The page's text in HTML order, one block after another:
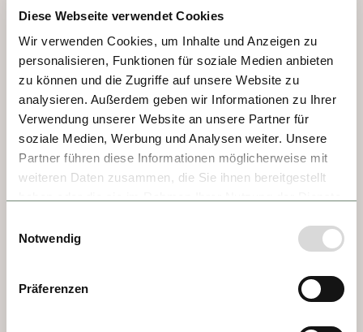
Diese Webseite verwendet Cookies
Wir verwenden Cookies, um Inhalte und Anzeigen zu
personalisieren, Funktionen für soziale Medien anbieten
zu können und die Zugriffe auf unsere Website zu
analysieren. Außerdem geben wir Informationen zu Ihrer
Verwendung unserer Website an unsere Partner für
soziale Medien, Werbung und Analysen weiter. Unsere
Partner führen diese Informationen möglicherweise mit
weiteren Daten zusammen, die Sie ihnen bereitgestellt
Notwendig
Präferenzen
católica húngara. Su Tesoro de la Catedral,
inaugurado en 1886 para conservar y
exhibir instrumentos litúrgicos, alberga
destacadas obras maestras de gran valor
artístico e histórico. Entre ellas destaca el
Calvario del Rey Matías, una cruz de oro de
más de cinco kilos procedente de Francia,
tan emblemática como conocida. En la
región, también merece la pena visitar las